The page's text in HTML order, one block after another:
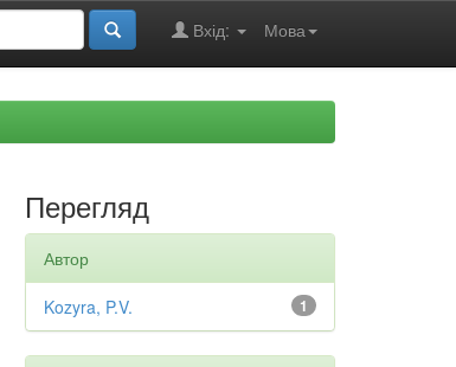
Мова
Вхід:
Перегляд
Автор
1
Kozyra, P.V.